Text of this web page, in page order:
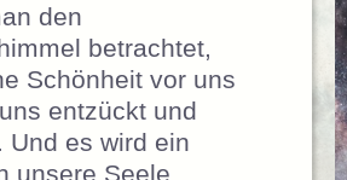
den
betrachtet,
Schönheit vor uns
entzückt und
Und es wird ein
unsere Seele